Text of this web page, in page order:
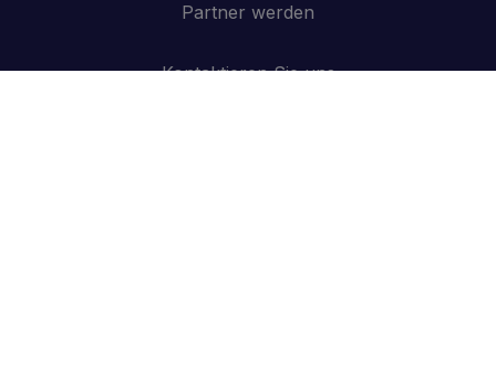
Partner werden
Kontaktieren Sie uns